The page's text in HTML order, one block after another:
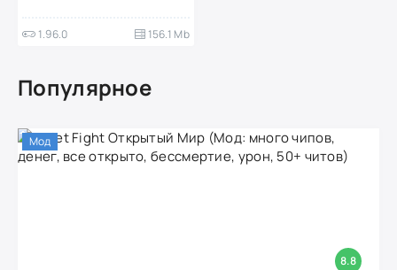
1.96.0 156.1 Mb
Популярное
8.8
Мод